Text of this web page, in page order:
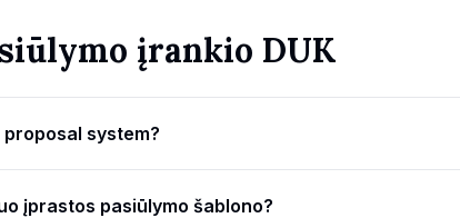
įrankio DUK
proposal system?
įprastos pasiūlymo šablono?